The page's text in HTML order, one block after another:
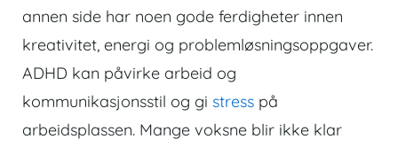
annen side har noen gode ferdigheter innen
kreativitet, energi og problemløsningsoppgaver.
ADHD kan påvirke arbeid og
kommunikasjonsstil og gi stress på
arbeidsplassen. Mange voksne blir ikke klar